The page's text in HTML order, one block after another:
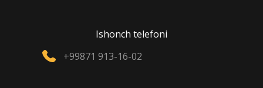
Ishonch telefoni
+99871 913-16-02